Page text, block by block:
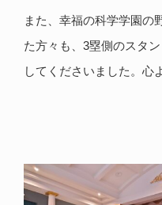
また、幸福の科学学園の
た方々も、3塁側のスタ
してくださいました。心